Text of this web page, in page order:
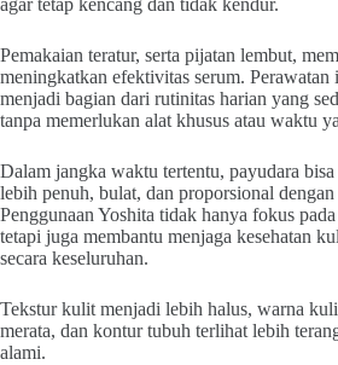
agar tetap kencang dan tidak kendur.
Pemakaian teratur, serta pijatan lembut,
meningkatkan efektivitas serum. Perawatan
menjadi bagian dari rutinitas harian yang
tanpa memerlukan alat khusus atau waktu
Dalam jangka waktu tertentu, payudara
lebih penuh, bulat, dan proporsional
Penggunaan Yoshita tidak hanya fokus
tetapi juga membantu menjaga kesehatan
secara keseluruhan.
Tekstur kulit menjadi lebih halus, warna
merata, dan kontur tubuh terlihat lebih
alami.